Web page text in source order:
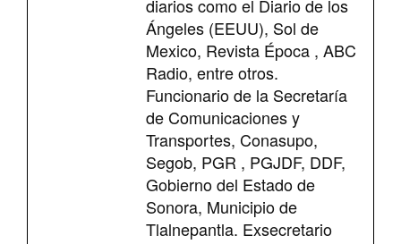
diarios como el Diario de los
Ángeles (EEUU), Sol de
Mexico, Revista Época , ABC
Radio, entre otros.
Funcionario de la Secretaría
de Comunicaciones y
Transportes, Conasupo,
Segob, PGR , PGJDF, DDF,
Gobierno del Estado de
Sonora, Municipio de
Tlalnepantla. Exsecretario